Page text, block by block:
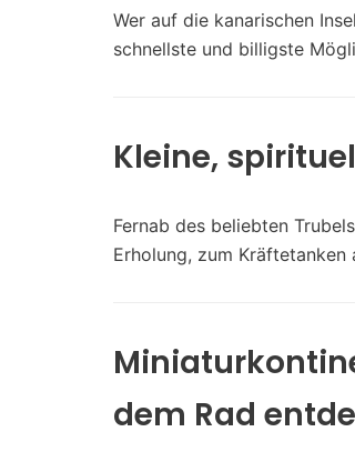
Wer auf die kanarischen
schnellste und billigste
Kleine,
Fernab des beliebten
Erholung, zum
dem Rad